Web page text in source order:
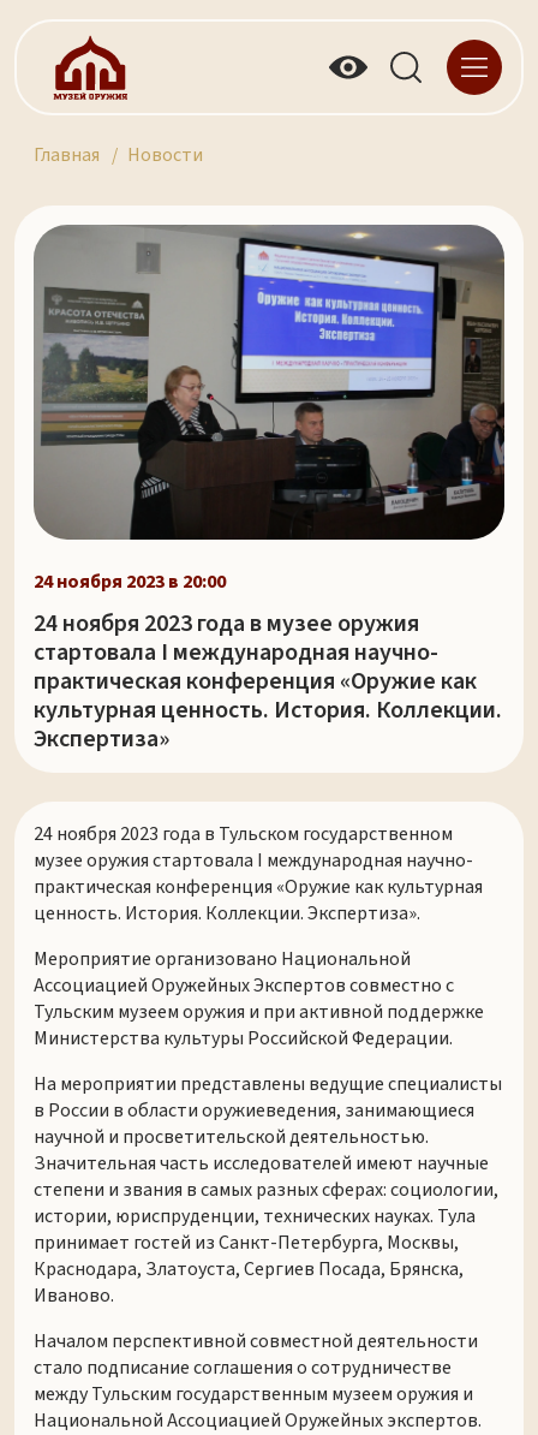
Главная Новости
24 ноября 2023 в 20:00
24 ноября 2023 года в музее оружия
стартовала I международная научно-
практическая конференция «Оружие как
культурная ценность. История. Коллекции.
Экспертиза»
24 ноября 2023 года в Тульском государственном
музее оружия стартовала I международная научно-
практическая конференция «Оружие как культурная
ценность. История. Коллекции. Экспертиза».
Мероприятие организовано Национальной
Ассоциацией Оружейных Экспертов совместно с
Тульским музеем оружия и при активной поддержке
Министерства культуры Российской Федерации.
На мероприятии представлены ведущие специалисты
в России в области оружиеведения, занимающиеся
научной и просветительской деятельностью.
Значительная часть исследователей имеют научные
степени и звания в самых разных сферах: социологии,
истории, юриспруденции, технических науках. Тула
принимает гостей из Санкт-Петербурга, Москвы,
Краснодара, Златоуста, Сергиев Посада, Брянска,
Иваново.
Началом перспективной совместной деятельности
стало подписание соглашения о сотрудничестве
между Тульским государственным музеем оружия и
Национальной Ассоциацией Оружейных экспертов.